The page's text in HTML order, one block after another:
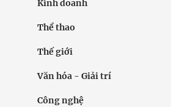
Kinh doanh
Thể thao
Thế giới
Văn hóa - Giải trí
Công nghệ